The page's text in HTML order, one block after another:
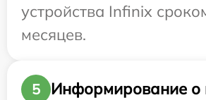
устройства Infinix
месяцев.
5
Информирование о